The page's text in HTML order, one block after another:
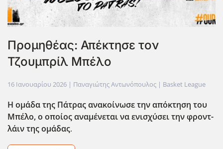
Προμηθέας: Απέκτησε τον
Τζουμπρίλ Μπέλο
16 Ιανουαρίου 2026 | Παναγιώτης Αντωνόπουλος | Basket League
Η ομάδα της Πάτρας ανακοίνωσε την απόκτηση του
Μπέλο, ο οποίος αναμένεται να ενισχύσει την φροντ-
λάιν της ομάδας.